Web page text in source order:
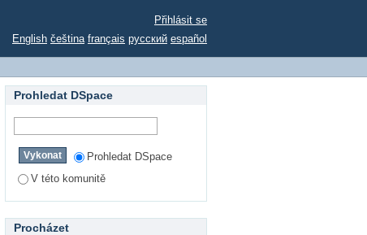
Přihlásit se
English čeština français русский español
Prohledat DSpace
Prohledat DSpace
V této komunitě
Procházet